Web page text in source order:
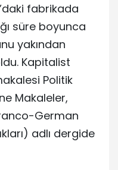
fabrikada
süre boyunca
yakından
Kapitalist
Politik
Makaleler,
German
adlı dergide